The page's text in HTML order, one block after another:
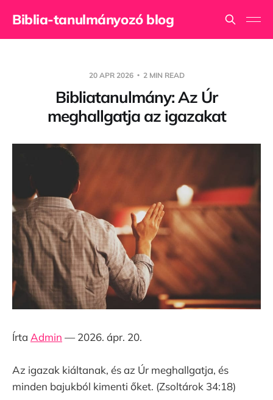
Biblia-tanulmányozó blog
20 APR 2026 2 MIN READ
Bibliatanulmány: Az Úr
meghallgatja az igazakat
Írta Admin — 2026. ápr. 20.
Az igazak kiáltanak, és az Úr meghallgatja, és
minden bajukból kimenti őket. (Zsoltárok 34:18)